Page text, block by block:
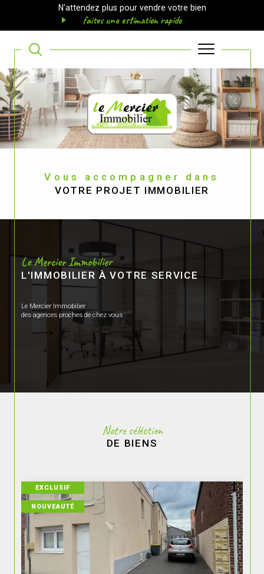
N'attendez plus pour vendre votre bien
faites une estimation rapide
Vous accompagner dans
VOTRE PROJET IMMOBILIER
Le Mercier Immobilier
L'IMMOBILIER À VOTRE SERVICE
Le Mercier Immobilier
des agences proches de chez vous
Notre séléction
DE BIENS
EXCLUSIF
NOUVEAUTÉ